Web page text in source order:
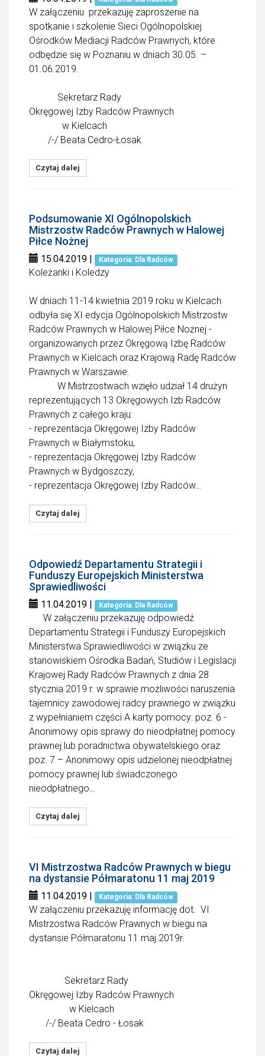
W załączeniu przekazuję zaproszenie na
spotkanie i szkolenie Sieci Ogólnopolskiej
Ośrodków Mediacji Radców Prawnych, które
odbędzie się w Poznaniu w dniach 30.05. –
01.06.2019.
Sekretarz Rady
Okręgowej Izby Radców Prawnych
w Kielcach
/-/ Beata Cedro-Łosak
Czytaj dalej
Podsumowanie XI Ogólnopolskich
Mistrzostw Radców Prawnych w Halowej
Piłce Nożnej
15.04.2019 | Kategoria: Dla Radców
Koleżanki i Koledzy
W dniach 11-14 kwietnia 2019 roku w Kielcach
odbyła się XI edycja Ogólnopolskich Mistrzostw
Radców Prawnych w Halowej Piłce Nożnej -
organizowanych przez Okręgową Izbę Radców
Prawnych w Kielcach oraz Krajową Radę Radców
Prawnych w Warszawie.
W Mistrzostwach wzięło udział 14 drużyn
reprezentujących 13 Okręgowych Izb Radców
Prawnych z całego kraju:
- reprezentacja Okręgowej Izby Radców
Prawnych w Białymstoku,
- reprezentacja Okręgowej Izby Radców
Prawnych w Bydgoszczy,
- reprezentacja Okręgowej Izby Radców…
Czytaj dalej
Odpowiedź Departamentu Strategii i
Funduszy Europejskich Ministerstwa
Sprawiedliwości
11.04.2019 | Kategoria: Dla Radców
W załączeniu przekazuję odpowiedź
Departamentu Strategii i Funduszy Europejskich
Ministerstwa Sprawiedliwości w związku ze
stanowiskiem Ośrodka Badań, Studiów i Legislacji
Krajowej Rady Radców Prawnych z dnia 28
stycznia 2019 r. w sprawie możliwości naruszenia
tajemnicy zawodowej radcy prawnego w związku
z wypełnianiem części A karty pomocy: poz. 6 -
Anonimowy opis sprawy do nieodpłatnej pomocy
prawnej lub poradnictwa obywatelskiego oraz
poz. 7 – Anonimowy opis udzielonej nieodpłatnej
pomocy prawnej lub świadczonego
nieodpłatnego…
Czytaj dalej
VI Mistrzostwa Radców Prawnych w biegu
na dystansie Półmaratonu 11 maj 2019
11.04.2019 | Kategoria: Dla Radców
W załączeniu przekazuję informację dot. VI
Mistrzostwa Radców Prawnych w biegu na
dystansie Półmaratonu 11 maj 2019r.
Sekretarz Rady
Okręgowej Izby Radców Prawnych
w Kielcach
/-/ Beata Cedro - Łosak
Czytaj dalej